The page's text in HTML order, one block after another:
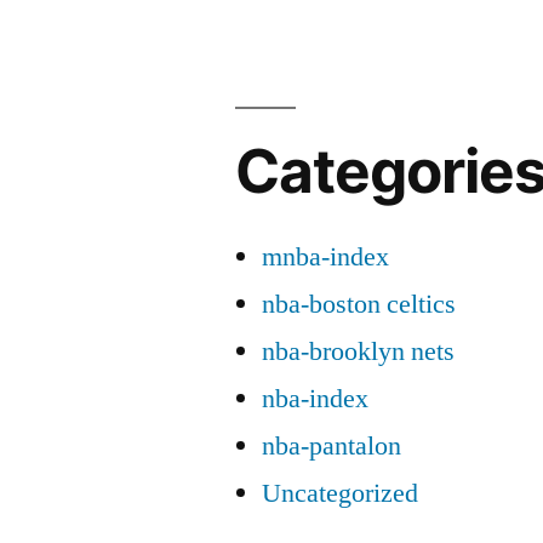
mnba-index
nba-boston celtics
nba-brooklyn nets
nba-index
nba-pantalon
Uncategorized